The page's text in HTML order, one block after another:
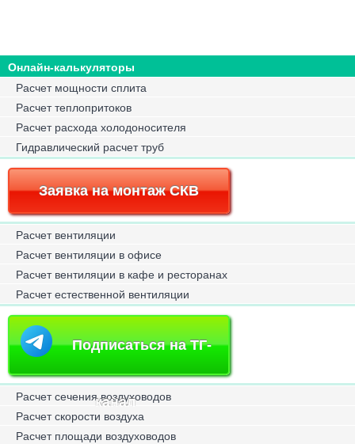
Онлайн-калькуляторы
Расчет мощности сплита
Расчет теплопритоков
Расчет расхода холодоносителя
Гидравлический расчет труб
Заявка на монтаж СКВ
Расчет вентиляции
Расчет вентиляции в офисе
Расчет вентиляции в кафе и ресторанах
Расчет естественной вентиляции
Подписаться на ТГ-
канал
Расчет сечения воздуховодов
Расчет скорости воздуха
Расчет площади воздуховодов